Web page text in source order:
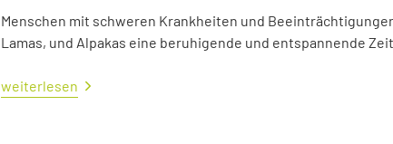
Menschen mit schweren Krankheiten und
Lamas, und Alpakas eine beruhigende und entspannende
weiterlesen